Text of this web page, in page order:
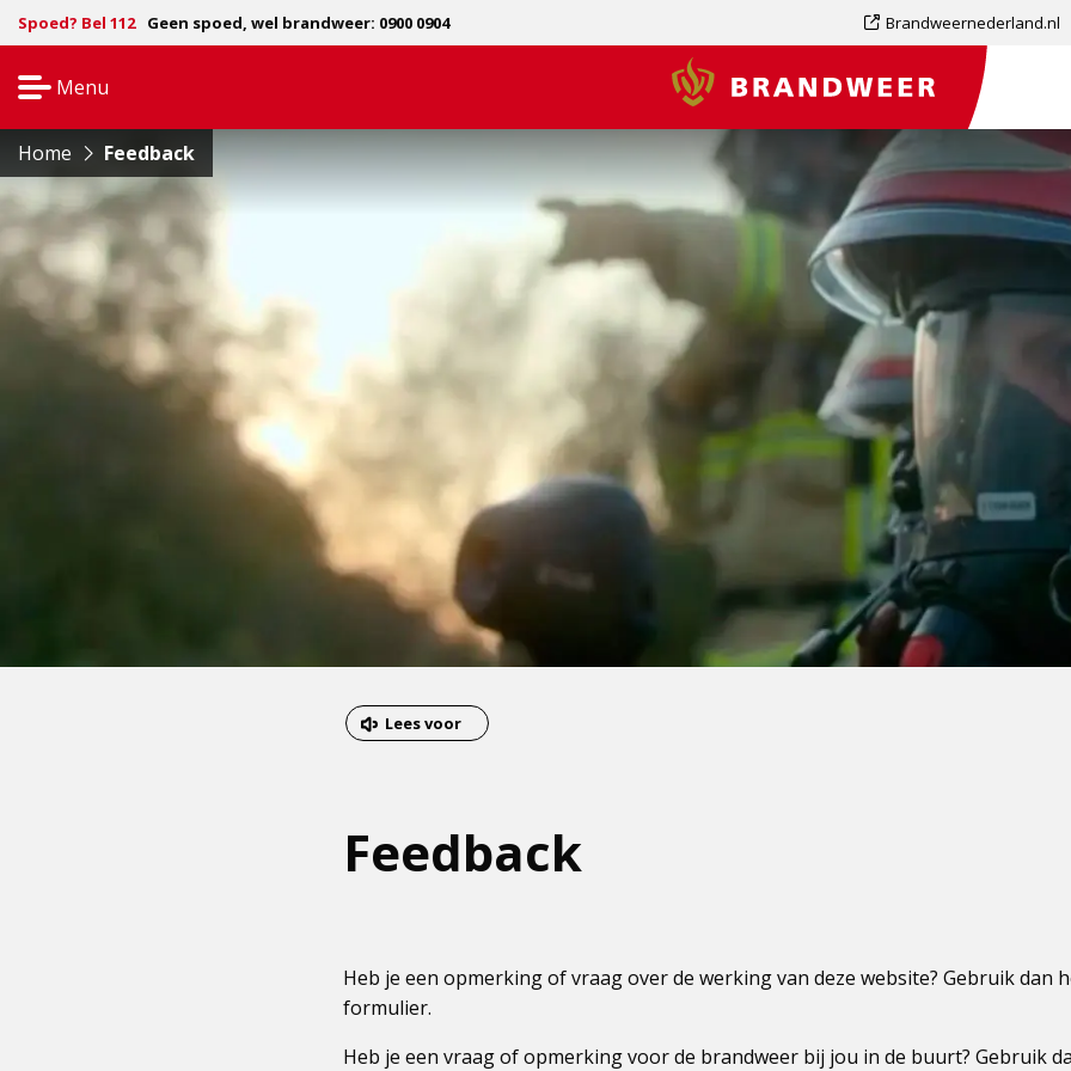
Spoed? Bel 112 Geen spoed, wel brandweer: 0900 0904 Dit
externe
pagina
Brandweernederland.nl
Menu
navigatie
Brandweer
Home Feedback
Dit
pagina
Lees voor
Feedback
Heb je een opmerking of vraag over de werking van deze website? Gebruik dan
formulier.
Heb je een vraag of opmerking voor de brandweer bij jou in de buurt? Gebruik